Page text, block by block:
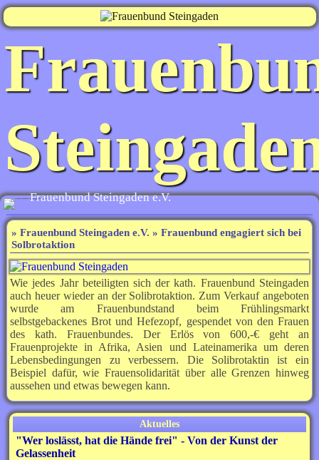
Frauenbund Steingaden e.V.
»Frauenbund Steingaden e.V. » Frauenbund engagiert sich bei
Solbrotaktion
Wie jedes Jahr beteiligten sich der kath. Frauenbund Steingaden
auch heuer wieder an der Solibrotaktion. Zum Verkauf angeboten
wurde am Frauenbundstand beim Frühlingsmarkt
selbstgebackenes Brot und Hefezopf, gespendet von den Frauen
des kath. Frauenbundes. Der Erlös von 600,-€ geht an
Frauenprojekte in Afrika, Asien und Lateinamerika um deren
Lebensbedingungen zu verbessern. Die Solibrotaktin ist ein
Beispiel dafür, wie Frauensolidarität über alle Grenzen hinweg
aussehen und etwas bewegen kann.
Aktuelles
"Wer loslässt, hat die Hände frei" - Von der Kunst der
Gelassenheit